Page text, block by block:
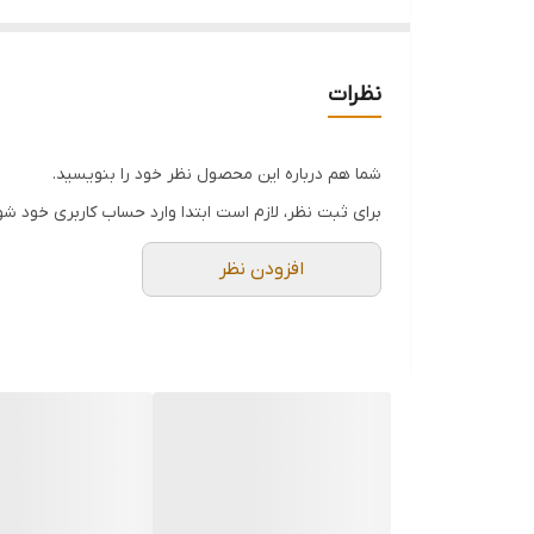
نظرات
شما هم درباره این محصول نظر خود را بنویسید.
برای ثبت نظر، لازم است ابتدا وارد حساب کاربری خود
افزودن نظر